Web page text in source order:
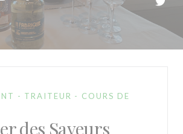
- TRAITEUR - COURS DE
des Saveurs